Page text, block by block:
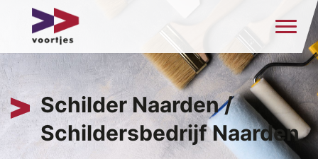
Schilder Naarden /
Schildersbedrijf Naarden